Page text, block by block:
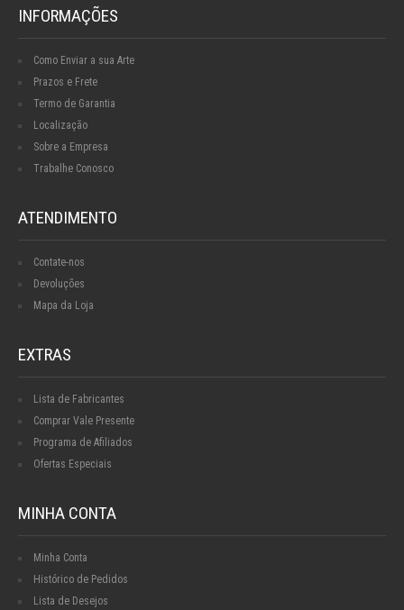
INFORMAÇÕES
Como Enviar a sua Arte
Prazos e Frete
Termo de Garantia
Localização
Sobre a Empresa
Trabalhe Conosco
ATENDIMENTO
Contate-nos
Devoluções
Mapa da Loja
EXTRAS
Lista de Fabricantes
Comprar Vale Presente
Programa de Afiliados
Ofertas Especiais
MINHA CONTA
Minha Conta
Histórico de Pedidos
Lista de Desejos